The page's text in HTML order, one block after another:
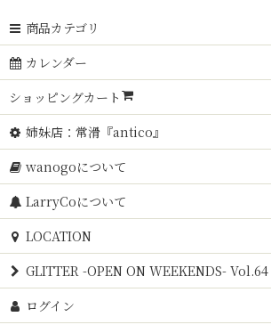
商品カテゴリ
カレンダー
ショッピングカート
姉妹店：常滑『antico』
wanogoについて
LarryCoについて
LOCATION
GLITTER -OPEN ON WEEKENDS- Vol.64
ログイン